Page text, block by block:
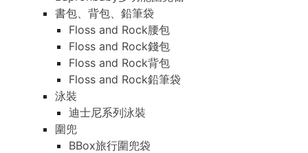
書包、背包、鉛筆袋
Floss and Rock腰包
Floss and Rock錢包
Floss and Rock背包
Floss and Rock鉛筆袋
泳裝
迪士尼系列泳裝
圍兜
BBox旅行圍兜袋